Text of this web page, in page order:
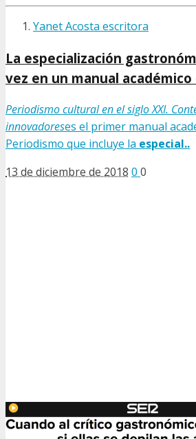
Yanet Acosta escritora
La especialización
vez en un manual
Periodismo cultural en el siglo XXI.
innovadoreses el primer manual
Periodismo que incluye la especial..
13 de diciembre de 2018 0 0